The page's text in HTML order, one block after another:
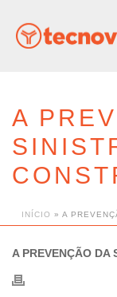
A
INÍCIO » A
A PREVENÇÃO DA